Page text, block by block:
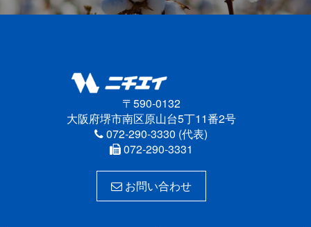
〒590-0132
大阪府堺市南区原山台5丁11番2号
072-290-3330 (代表)
072-290-3331
お問い合わせ